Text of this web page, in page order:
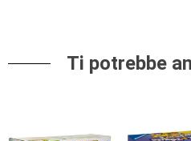
Ti potrebbe